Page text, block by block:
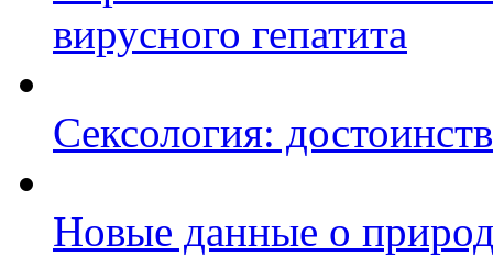
вирусного гепатита
Сексология:
Новые данные о